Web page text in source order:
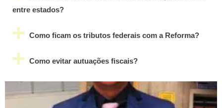
entre estados?
Como ficam os tributos federais com a Reforma?
Como evitar autuações fiscais?